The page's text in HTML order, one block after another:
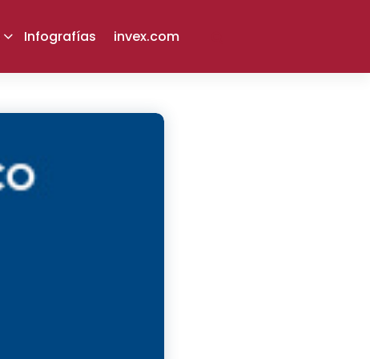
Infografías invex.com